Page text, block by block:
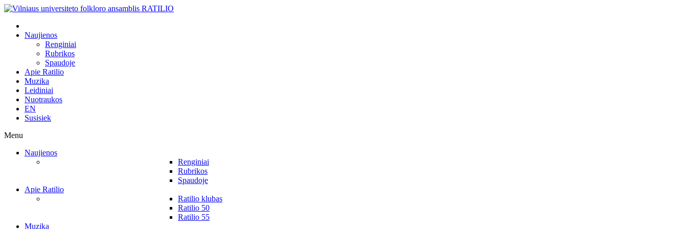
Naujienos
Renginiai
Rubrikos
Spaudoje
Apie Ratilio
Muzika
Leidiniai
Nuotraukos
EN
Susisiek
Menu
Naujienos
Renginiai
Rubrikos
Spaudoje
Apie Ratilio
Ratilio klubas
Ratilio 50
Ratilio 55
Muzika